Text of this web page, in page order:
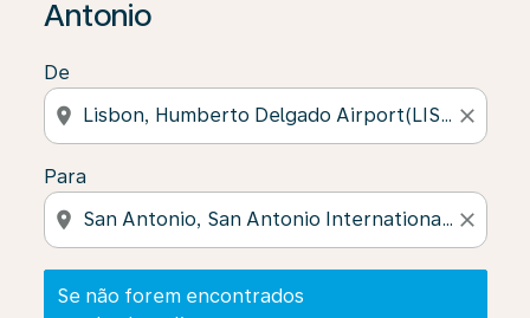
Antonio
De
location_on close
Para
location_on close
Se não forem encontrados